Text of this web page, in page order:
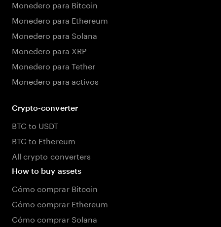
Monedero para Bitcoin
Monedero para Ethereum
Monedero para Solana
Monedero para XRP
Monedero para Tether
Monedero para activos
Crypto-converter
BTC to USDT
BTC to Ethereum
All crypto converters
How to buy assets
Cómo comprar Bitcoin
Cómo comprar Ethereum
Cómo comprar Solana